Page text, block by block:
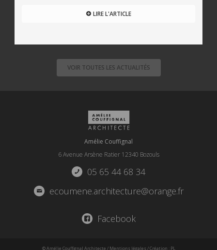
LIRE L'ARTICLE
VOIR TOUTES LES ACTUALITÉS
Amélie Couffignal
6 Avenue Arsène Ratier 12340 Bozouls
05 65 44 68 34
ecoumene.architecture@orange.fr
Facebook
© Amélie Couffignal Architecte / Mentions légales/ Création : PL